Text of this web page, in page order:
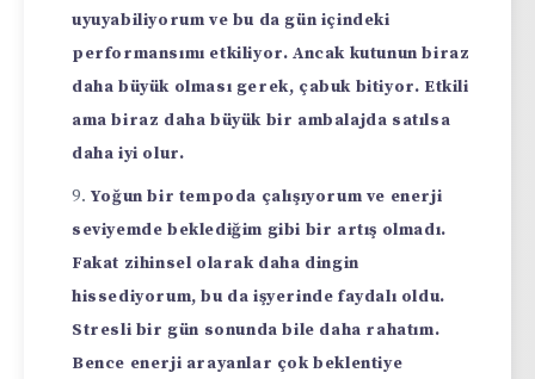
uyuyabiliyorum ve bu da gün içindeki
performansımı etkiliyor. Ancak kutunun biraz
daha büyük olması gerek, çabuk bitiyor. Etkili
ama biraz daha büyük bir ambalajda satılsa
daha iyi olur.
Yoğun bir tempoda çalışıyorum ve enerji
seviyemde beklediğim gibi bir artış olmadı.
Fakat zihinsel olarak daha dingin
hissediyorum, bu da işyerinde faydalı oldu.
Stresli bir gün sonunda bile daha rahatım.
Bence enerji arayanlar çok beklentiye